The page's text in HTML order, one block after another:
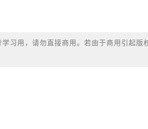
习用，请勿直接商用。若由于商用引起版